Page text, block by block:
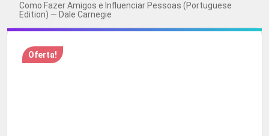
Como Fazer Amigos e Influenciar Pessoas (Portuguese
Edition) — Dale Carnegie
Oferta!